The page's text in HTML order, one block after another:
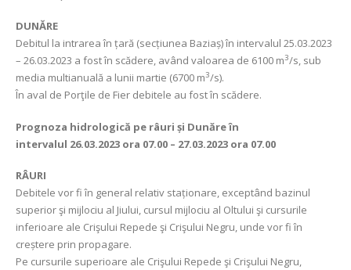
DUNĂRE
Debitul la intrarea în țară (secțiunea Baziaș) în intervalul 25.03.2023
– 26.03.2023 a fost în scădere, având valoarea de 6100 m3/s, sub
media multianuală a lunii martie (6700 m3/s).
În aval de Porţile de Fier debitele au fost în scădere.
Prognoza hidrologică pe râuri și Dunăre în
intervalul 26.03.2023 ora 07.00 – 27.03.2023 ora 07.00
RÂURI
Debitele vor fi în general relativ staționare, exceptând bazinul
superior şi mijlociu al Jiului, cursul mijlociu al Oltului şi cursurile
inferioare ale Crişului Repede şi Crişului Negru, unde vor fi în
creștere prin propagare.
Pe cursurile superioare ale Crişului Repede şi Crişului Negru,